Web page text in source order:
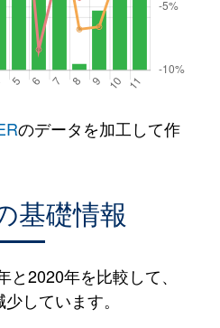
のデータを加工して作
基礎情報
2020年を比較して、
しています。